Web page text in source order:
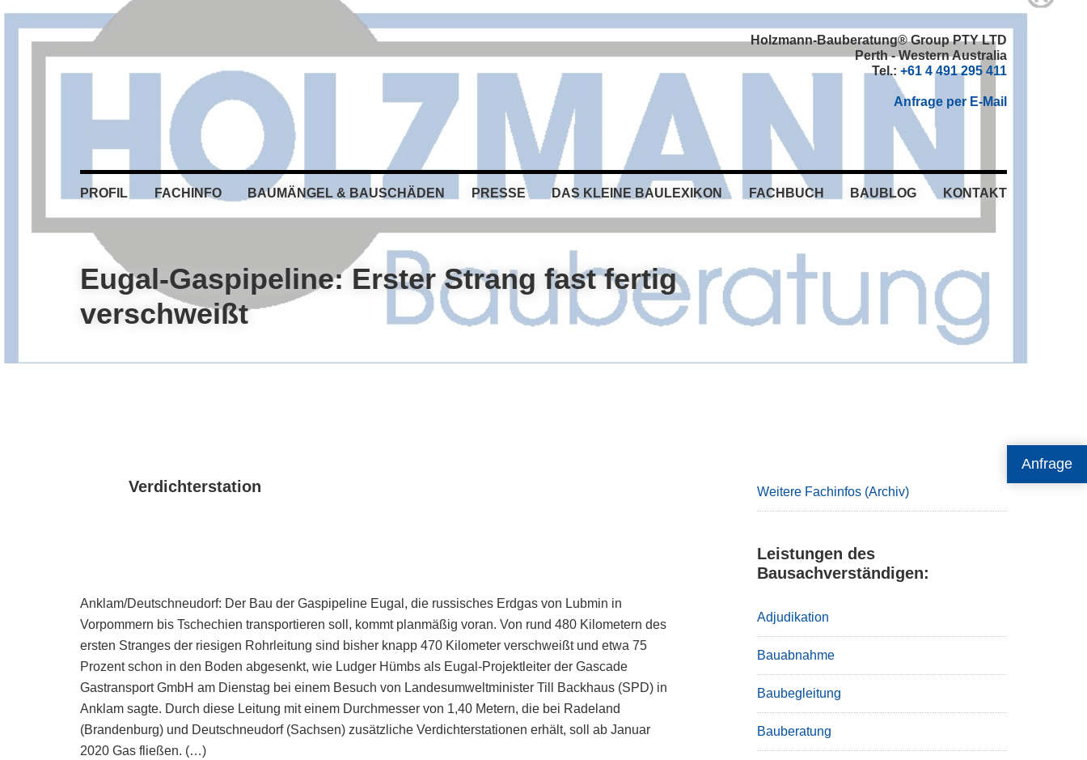
Anfrage
Skip
Skip
Skip
Skip
Holzmann-Bauberatung® Group PTY LTD
Perth - Western Australia
Tel.: +61 4 491 295 411
Anfrage per E-Mail
PROFIL FACHINFO BAUMÄNGEL & BAUSCHÄDEN PRESSE DAS KLEINE BAULEXIKON FACHBUCH BAUBLOG KONTAKT
Eugal-Gaspipeline: Erster Strang fast fertig
verschweißt
Verdichterstation
Anklam/Deutschneudorf: Der Bau der Gaspipeline Eugal, die russisches Erdgas von Lubmin in
Vorpommern bis Tschechien transportieren soll, kommt planmäßig voran. Von rund 480 Kilometern des
ersten Stranges der riesigen Rohrleitung sind bisher knapp 470 Kilometer verschweißt und etwa 75
Prozent schon in den Boden abgesenkt, wie Ludger Hümbs als Eugal-Projektleiter der Gascade
Gastransport GmbH am Dienstag bei einem Besuch von Landesumweltminister Till Backhaus (SPD) in
Anklam sagte. Durch diese Leitung mit einem Durchmesser von 1,40 Metern, die bei Radeland
(Brandenburg) und Deutschneudorf (Sachsen) zusätzliche Verdichterstationen erhält, soll ab Januar
2020 Gas fließen. (…)
Weitere Fachinfos (Archiv)
Leistungen des
Bausachverständigen:
Adjudikation
Bauabnahme
Baubegleitung
Bauberatung